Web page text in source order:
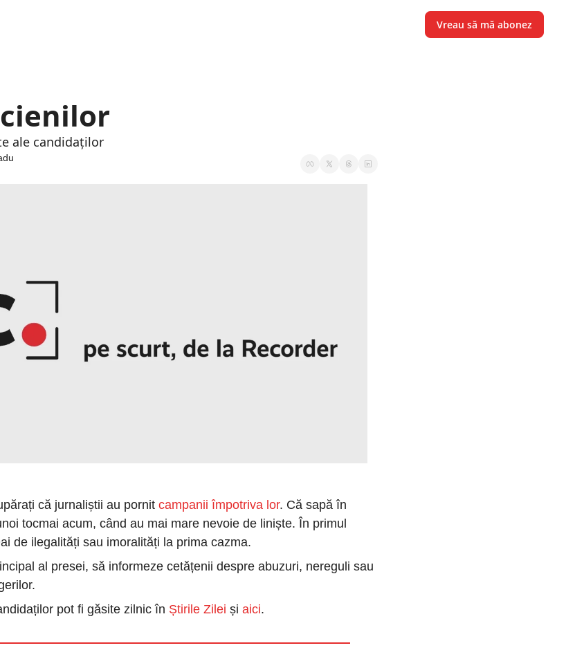
Vreau să mă abonez
ale candidaților
că jurnaliștii au pornit campanii împotriva lor. Că sapă în
tocmai acum, când au mai mare nevoie de liniște. În primul
de ilegalități sau imoralități la prima cazma.
al presei, să informeze cetățenii despre abuzuri, nereguli sau
pot fi găsite zilnic în Știrile Zilei și aici.